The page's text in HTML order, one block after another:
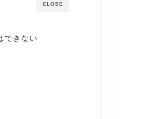
CLOSE
できない